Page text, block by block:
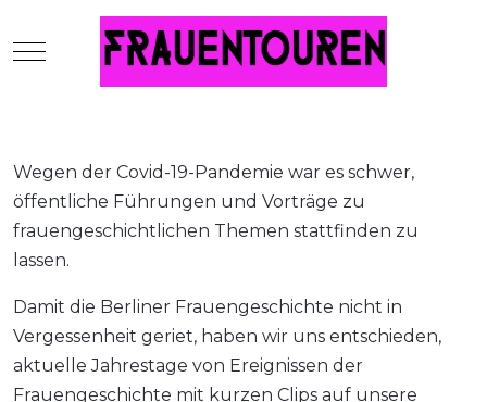
Mobile Menu Toggle
Wegen der Covid-19-Pandemie war es schwer,
öffentliche Führungen und Vorträge zu
frauengeschichtlichen Themen stattfinden zu
lassen.
Damit die Berliner Frauengeschichte nicht in
Vergessenheit geriet, haben wir uns entschieden,
aktuelle Jahrestage von Ereignissen der
Frauengeschichte mit kurzen Clips auf unsere